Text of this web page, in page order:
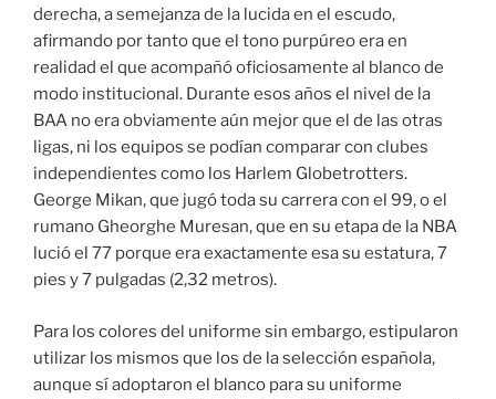
derecha, a semejanza de la lucida en el escudo,
afirmando por tanto que el tono purpúreo era en
realidad el que acompañó oficiosamente al blanco de
modo institucional. Durante esos años el nivel de la
BAA no era obviamente aún mejor que el de las otras
ligas, ni los equipos se podían comparar con clubes
independientes como los Harlem Globetrotters.
George Mikan, que jugó toda su carrera con el 99, o el
rumano Gheorghe Muresan, que en su etapa de la NBA
lució el 77 porque era exactamente esa su estatura, 7
pies y 7 pulgadas (2,32 metros).
Para los colores del uniforme sin embargo, estipularon
utilizar los mismos que los de la selección española,
aunque sí adoptaron el blanco para su uniforme